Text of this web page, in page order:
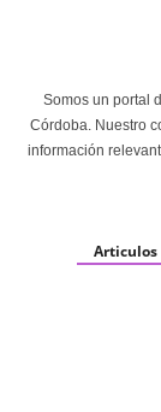
Somos un portal
Córdoba. Nuestro
información
Articulos